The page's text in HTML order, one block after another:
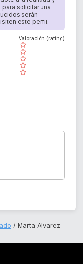
solicitar una
serán
este perfil.
( )
( )
( )
( )
( )
Valoración (rating)
Marta Alvarez